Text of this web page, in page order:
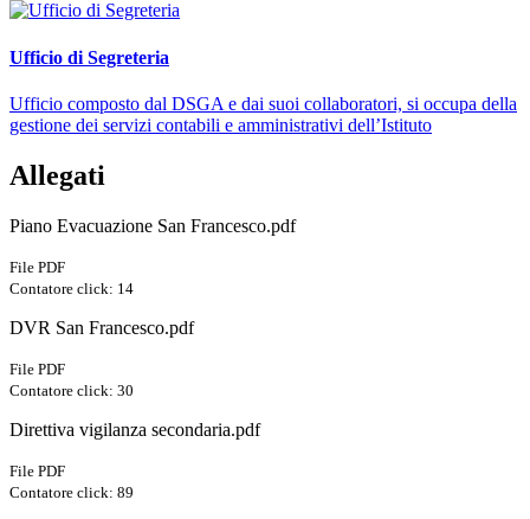
Ufficio di Segreteria
Ufficio composto dal DSGA e dai suoi collaboratori, si occupa della
gestione dei servizi contabili e amministrativi dell’Istituto
Allegati
Piano Evacuazione San Francesco.pdf
File PDF
Contatore click: 14
DVR San Francesco.pdf
File PDF
Contatore click: 30
Direttiva vigilanza secondaria.pdf
File PDF
Contatore click: 89